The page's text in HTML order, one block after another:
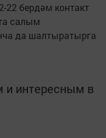
22 бердәм контакт
салым
да шалтыратырга
интересным в